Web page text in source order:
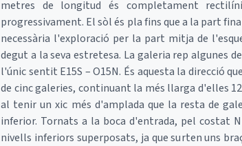
metres de longitud és completament
progressivament. El sòl és pla fins que a la part
necessària l'exploració per la part mitja de
degut a la seva estretesa. La galeria rep algunes
l'únic sentit E15S – O15N. És aquesta la direcció
de cinc galeries, continuant la més llarga d'elles
al tenir un xic més d'amplada que la resta de
inferior. Tornats a la boca d'entrada, pel costat
nivells inferiors superposats, ja que surten uns